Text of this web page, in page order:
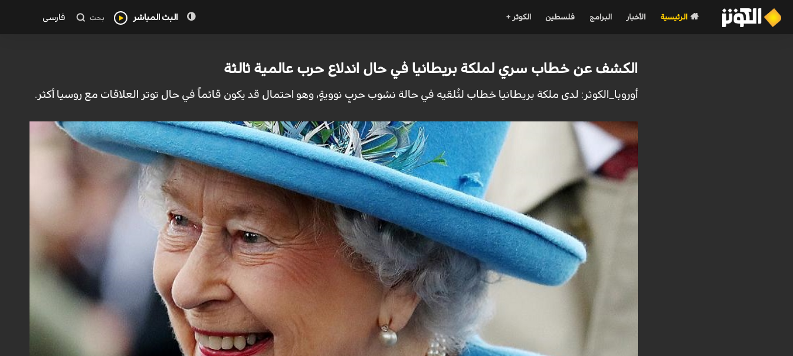
الرئيسية الأخبار البرامج فلسطين الكوثر + البث المباشر بحث فارسی
الكشف عن خطاب سري لملكة بريطانيا في حال اندلاع حرب عالمية ثالثة
أوروبا_الكوثر: لدى ملكة بريطانيا خطاب لتُلقيه في حالة نشوب حربٍ نوويةٍ، وهو احتمال قد يكون قائماً في حال توتر العلاقات مع روسيا أكثر.